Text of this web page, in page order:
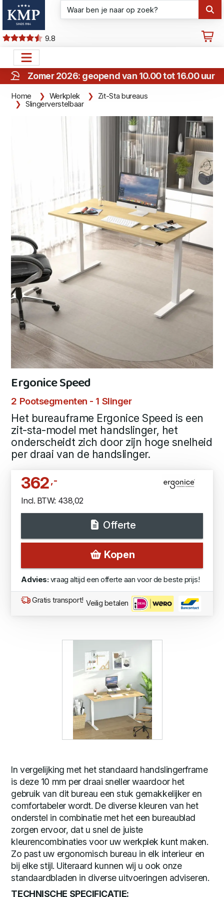
9.8
Zomer 2026: geopend van 10.00 tot 16.00 uur
Home Werkplek
Zit-Sta bureaus
Slingerverstelbaar
Ergonice Speed
2 Pootsegmenten - 1 Slinger
Het bureauframe Ergonice Speed is een
zit-sta-model met handslinger, het
onderscheidt zich door zijn hoge snelheid
per draai van de handslinger.
362,-
Incl. BTW: 438,02
Offerte
Kopen
Advies: vraag altijd een offerte aan voor de beste prijs!
Gratis transport! Veilig betalen
In vergelijking met het standaard handslingerframe
is deze 10 mm per draai sneller waardoor het
gebruik van dit bureau een stuk gemakkelijker en
comfortabeler wordt. De diverse kleuren van het
onderstel in combinatie met het een bureaublad
zorgen ervoor, dat u snel de juiste
kleurencombinaties voor uw werkplek kunt maken.
Zo past uw ergonomisch bureau in elk interieur en
bij elke stijl. Uiteraard kunnen wij u ook onze
standaardbladen in diverse uitvoeringen adviseren.
TECHNISCHE SPECIFICATIE: